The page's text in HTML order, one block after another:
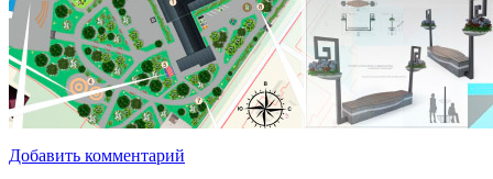
Добавить комментарий